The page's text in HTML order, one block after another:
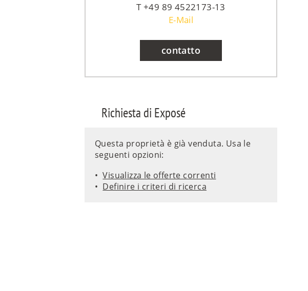
+49 89 4522173-13
E-Mail
contatto
Richiesta di Exposé
Questa proprietà è già venduta. Usa le
seguenti opzioni:
Visualizza le offerte correnti
Definire i criteri di ricerca